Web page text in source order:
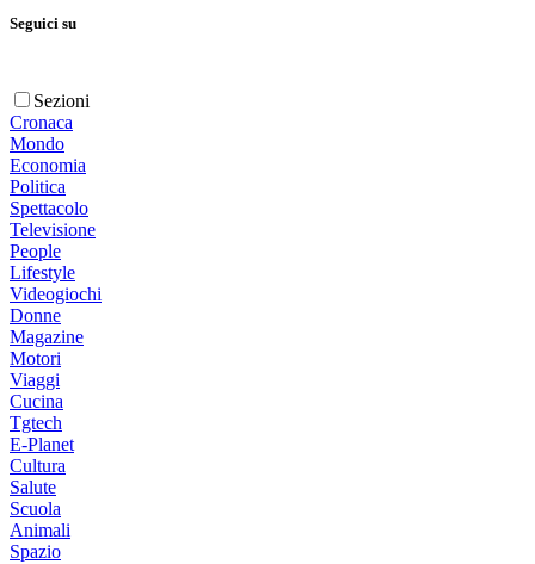
Seguici su
Sezioni
Cronaca
Mondo
Economia
Politica
Spettacolo
Televisione
People
Lifestyle
Videogiochi
Donne
Magazine
Motori
Viaggi
Cucina
Tgtech
E-Planet
Cultura
Salute
Scuola
Animali
Spazio